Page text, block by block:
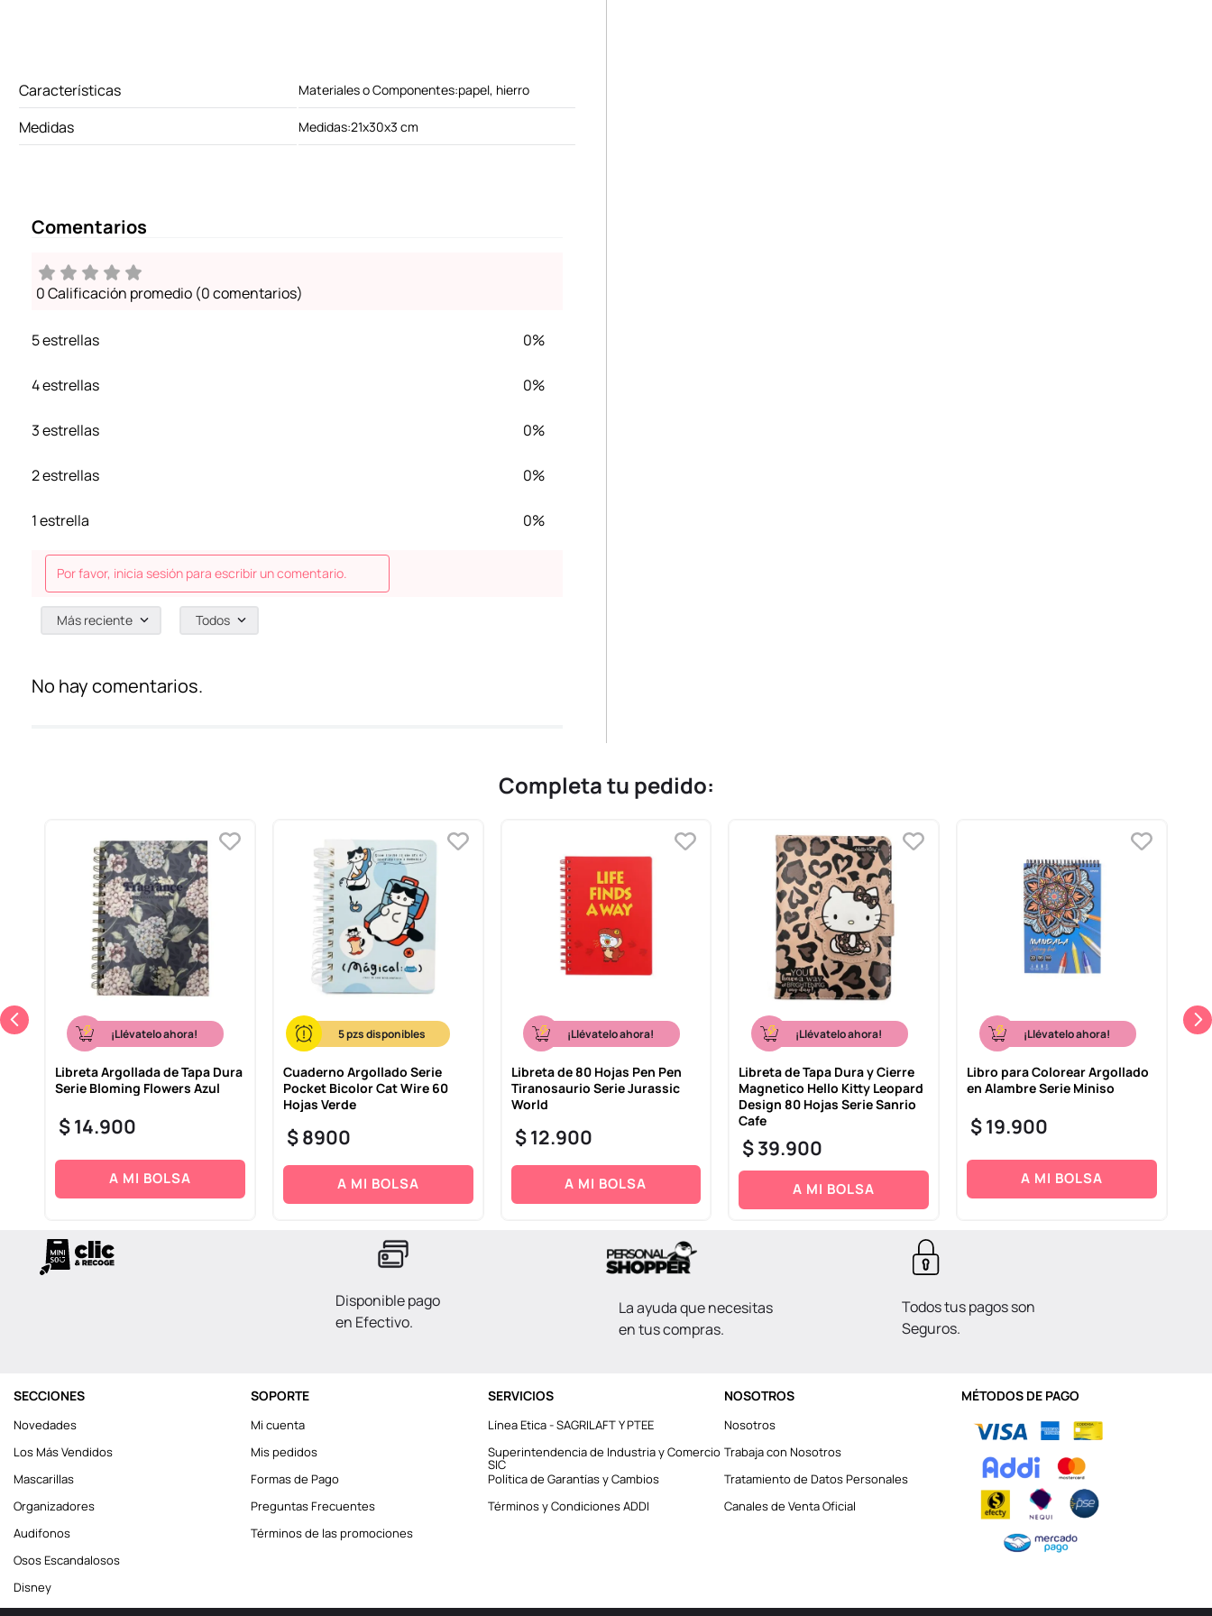
Características Materiales o Componentes:papel, hierro
Medidas Medidas:21x30x3 cm
Comentarios
0 Calificación promedio (0 comentarios)
5 estrellas 0%
4 estrellas 0%
3 estrellas 0%
2 estrellas 0%
1 estrella 0%
Por favor, inicia sesión para escribir un comentario.
Más reciente Todos
No hay comentarios.
Completa tu pedido:
¡Llévatelo ahora!
Libreta Argollada de Tapa Dura
Serie Bloming Flowers Azul
$14.900
A MI BOLSA
5
Cuaderno Argollado Serie
Pocket Bicolor Cat Wire 60
Hojas Verde
$8900
A MI BOLSA
¡Llévatelo ahora!
Libreta de 80 Hojas Pen Pen
Tiranosaurio Serie Jurassic
World
$12.900
A MI BOLSA
¡Llévatelo ahora!
Libreta de Tapa Dura y Cierre
Magnetico Hello Kitty Leopard
Design 80 Hojas Serie Sanrio
Cafe
$39.900
A MI BOLSA
¡Llévatelo ahora!
Libro para Colorear Argollado
en Alambre Serie Miniso
$19.900
A MI BOLSA
Disponible pago
en Efectivo.
La ayuda que necesitas
en tus compras.
Todos tus pagos son
Seguros.
SECCIONES
Novedades
Los Más Vendidos
Mascarillas
Organizadores
Audifonos
Osos Escandalosos
Disney
SOPORTE
Mi cuenta
Mis pedidos
Formas de Pago
Preguntas Frecuentes
Términos de las promociones
SERVICIOS
Línea Etica - SAGRILAFT Y PTEE
Superintendencia de Industria y Comercio
SIC
Política de Garantías y Cambios
Términos y Condiciones ADDI
NOSOTROS
Nosotros
Trabaja con Nosotros
Tratamiento de Datos Personales
Canales de Venta Oficial
MÉTODOS DE PAGO